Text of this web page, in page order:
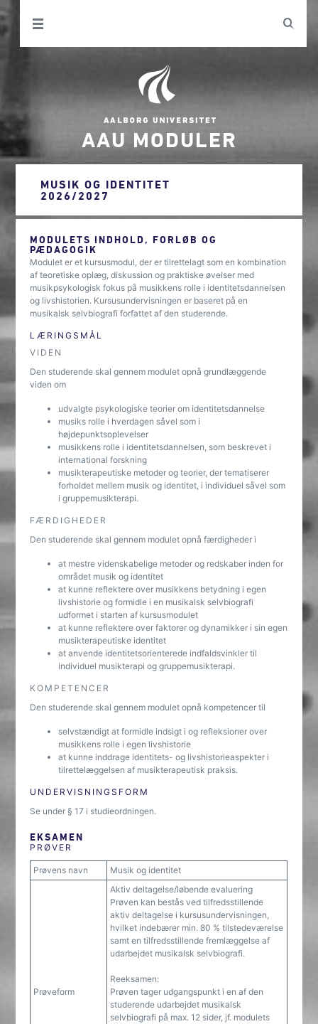
AAU MODULER
MUSIK OG IDENTITET
2026/2027
MODULETS INDHOLD, FORLØB OG
PÆDAGOGIK
Modulet er et kursusmodul, der er tilrettelagt som en kombination
af teoretiske oplæg, diskussion og praktiske øvelser med
musikpsykologisk fokus på musikkens rolle i identitetsdannelsen
og livshistorien. Kursusundervisningen er baseret på en
musikalsk selvbiografi forfattet af den studerende.
LÆRINGSMÅL
VIDEN
Den studerende skal gennem modulet opnå grundlæggende
viden om
udvalgte psykologiske teorier om identitetsdannelse
musiks rolle i hverdagen såvel som i
højdepunktsoplevelser
musikkens rolle i identitetsdannelsen, som beskrevet i
international forskning
musikterapeutiske metoder og teorier, der tematiserer
forholdet mellem musik og identitet, i individuel såvel som
i gruppemusikterapi.
FÆRDIGHEDER
Den studerende skal gennem modulet opnå færdigheder i
at mestre videnskabelige metoder og redskaber inden for
området musik og identitet
at kunne reflektere over musikkens betydning i egen
livshistorie og formidle i en musikalsk selvbiografi
udformet i starten af kursusmodulet
at kunne reflektere over faktorer og dynamikker i sin egen
musikterapeutiske identitet
at anvende identitetsorienterede indfaldsvinkler til
individuel musikterapi og gruppemusikterapi.
KOMPETENCER
Den studerende skal gennem modulet opnå kompetencer til
selvstændigt at formidle indsigt i og refleksioner over
musikkens rolle i egen livshistorie
at kunne inddrage identitets- og livshistorieaspekter i
tilrettelæggelsen af musikterapeutisk praksis.
UNDERVISNINGSFORM
Se under § 17 i studieordningen.
EKSAMEN
PRØVER
Prøvens navn Musik og identitet
Prøveform
Aktiv deltagelse/løbende evaluering
Prøven kan bestås ved tilfredsstillende
aktiv deltagelse i kursusundervisningen,
hvilket indebærer min. 80 % tilstedeværelse
samt en tilfredsstillende fremlæggelse af
udarbejdet musikalsk selvbiografi.
Reeksamen:
Prøven tager udgangspunkt i en af den
studerende udarbejdet musikalsk
selvbiografi på max. 12 sider, jf. modulets